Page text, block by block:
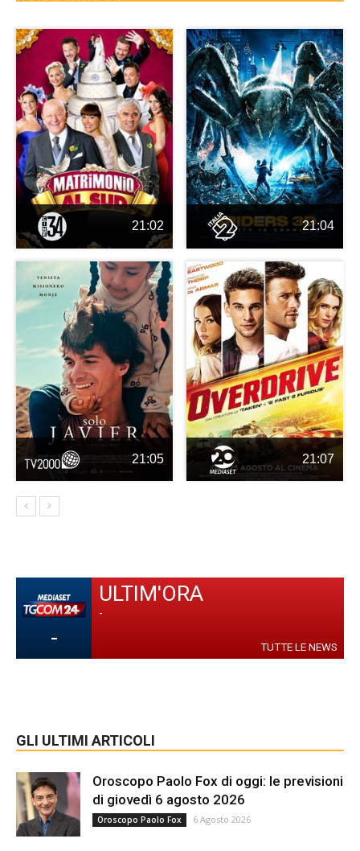
21:02 21:04
21:05 21:07
-
ULTIM'ORA
-
TUTTE LE NEWS
GLI ULTIMI ARTICOLI
Oroscopo Paolo Fox di oggi: le previsioni
di giovedì 6 agosto 2026
Oroscopo Paolo Fox 6 Agosto 2026